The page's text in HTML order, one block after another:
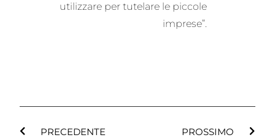
utilizzare per tutelare le piccole
imprese”.
PRECEDENTE PROSSIMO